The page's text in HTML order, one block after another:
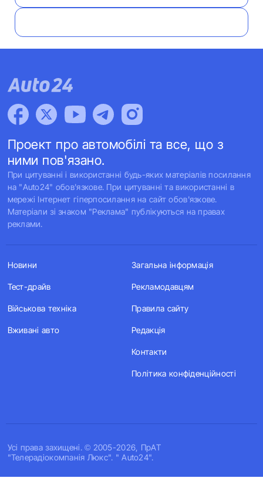
Проект про автомобілі та все, що з
ними пов'язано.
При цитуванні і використанні будь-яких матеріалів посилання
на "Auto24" обов'язкове. При цитуванні та використанні в
мережі Інтернет гіперпосилання на сайт обов'язкове.
Матеріали зі знаком "Реклама" публікуються на правах
реклами.
Усi права захищенi. © 2005-2026, ПрАТ
"Телерадіокомпанія Люкс". " Auto24".
Новини
Тест-драйв
Військова техніка
Вживані авто
Загальна інформація
Рекламодавцям
Правила сайту
Редакція
Контакти
Політика конфіденційності